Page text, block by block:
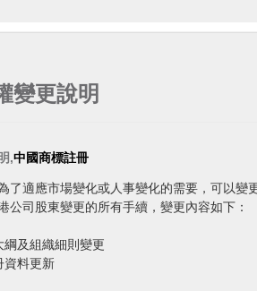
變更說明
,中國商標註冊
了適應市場變化或人事變化的需要，可以變
公司股東變更的所有手續，變更內容如下：
綱及組織細則變更
資料更新